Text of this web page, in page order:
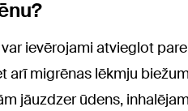
ievērojami atvieglot
arī migrēnas lēkmju
jāuzdzer ūdens,